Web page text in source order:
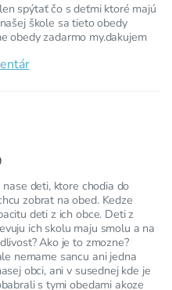
spýtať čo s deťmi ktoré majú
škole sa tieto obedy
obedy zadarmo my.dakujem
deti, ktore chodia do
zobrat na obed. Kedze
deti z ich obce. Deti z
ich skolu maju smolu a na
Ako je to zmozne?
nemame sancu ani jedna
obci, ani v susednej kde je
s tymi obedami akoze